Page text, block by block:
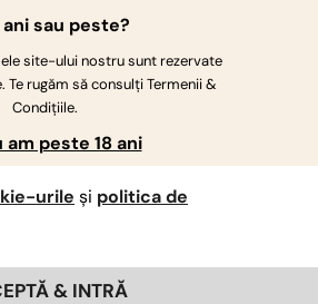
ani sau peste?
site-ului nostru sunt rezervate
rugăm să consulți Termenii &
Condițiile.
am peste 18 ani
urile și politica de
& INTRĂ